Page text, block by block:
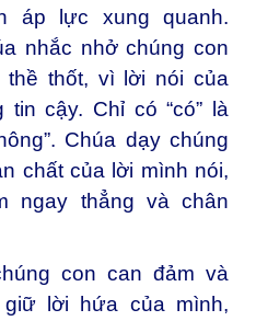
áp lực xung quanh.
nhắc nhở chúng con
thề thốt, vì lời nói của
cậy. Chỉ có “có” là
Chúa dạy chúng
chất của lời mình nói,
ngay thẳng và chân
con can đảm và
lời hứa của mình,